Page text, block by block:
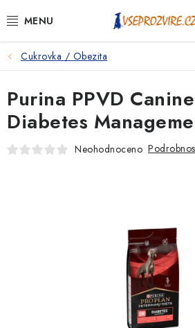
na
PSI
KOČKY
KONĚ
KRÁLÍCI/HLODAVCI/PTÁCI
Cukrovka / Obezita
Purina PPVD
Diabetes
Neohodnoceno